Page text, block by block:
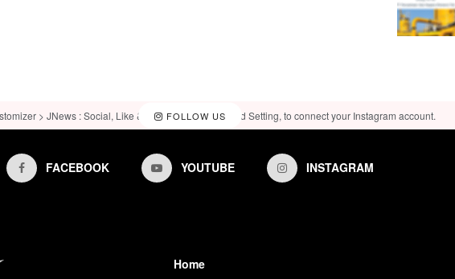
FOLLOW US
> JNews : Social, Like & View > Instagram Feed Setting, to connect your Instagram account.
FACEBOOK YOUTUBE INSTAGRAM
Home